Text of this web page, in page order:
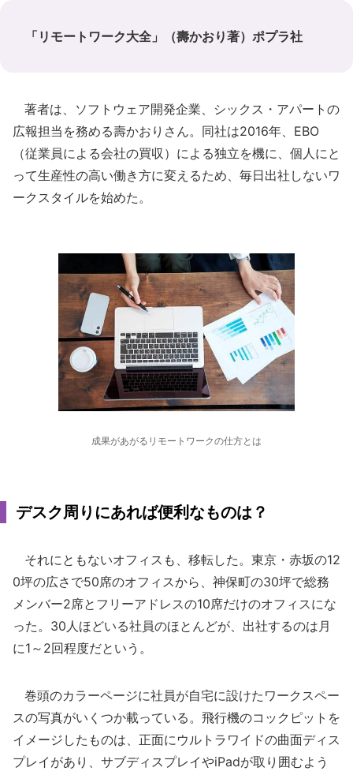
「リモートワーク大全」（壽かおり著）ポプラ社
著者は、ソフトウェア開発企業、シックス・アパートの
広報担当を務める壽かおりさん。同社は2016年、EBO
（従業員による会社の買収）による独立を機に、個人にと
って生産性の高い働き方に変えるため、毎日出社しないワ
ークスタイルを始めた。
成果があがるリモートワークの仕方とは
デスク周りにあれば便利なものは？
それにともないオフィスも、移転した。東京・赤坂の12
0坪の広さで50席のオフィスから、神保町の30坪で総務
メンバー2席とフリーアドレスの10席だけのオフィスにな
った。30人ほどいる社員のほとんどが、出社するのは月
に1～2回程度だという。
巻頭のカラーページに社員が自宅に設けたワークスペー
スの写真がいくつか載っている。飛行機のコックピットを
イメージしたものは、正面にウルトラワイドの曲面ディス
プレイがあり、サブディスプレイやiPadが取り囲むよう